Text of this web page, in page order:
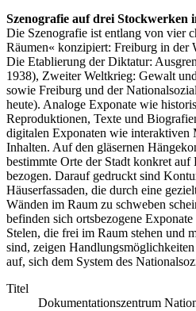
Szenografie auf drei Stockwerken
Die Szenografie ist entlang von vier
Räumen« konzipiert: Freiburg in der
Die Etablierung der Diktatur:
1938), Zweiter Weltkrieg: Gewalt
sowie Freiburg und der
heute). Analoge Exponate wie
Reproduktionen, Texte und
digitalen Exponaten wie interaktiven
Inhalten. Auf den gläsernen
bestimmte Orte der Stadt konkret auf
bezogen. Darauf gedruckt sind
Häuserfassaden, die durch eine
Wänden im Raum zu schweben
befinden sich ortsbezogene
Stelen, die frei im Raum stehen und
sind, zeigen
auf, sich dem System des
Titel
Dokumentationszentrum